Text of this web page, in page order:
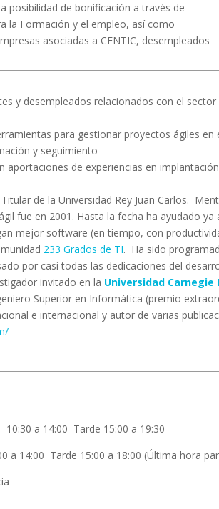
posibilidad de bonificación a través de
la Formación y el empleo, así como
asociadas a CENTIC, desempleados
y desempleados relacionados con el
para gestionar proyectos ágiles en
y seguimiento
aportaciones de experiencias en
de la Universidad Rey Juan Carlos.
fue en 2001. Hasta la fecha ha ayudado
mejor software (en tiempo, con
233 Grados de TI. Ha sido
por casi todas las dedicaciones del
invitado en la Universidad Carnegie
Superior en Informática (premio
e internacional y autor de varias
10:30 a 14:00 Tarde 15:00 a 19:30
a 14:00 Tarde 15:00 a 18:00 (Última hora